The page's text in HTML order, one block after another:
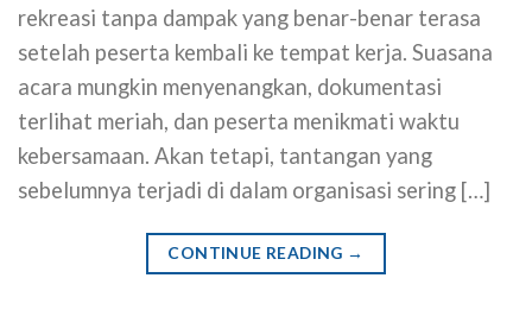
rekreasi tanpa dampak yang benar-benar terasa
setelah peserta kembali ke tempat kerja. Suasana
acara mungkin menyenangkan, dokumentasi
terlihat meriah, dan peserta menikmati waktu
kebersamaan. Akan tetapi, tantangan yang
sebelumnya terjadi di dalam organisasi sering […]
CONTINUE READING →